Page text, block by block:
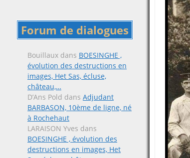
Forum de dialogues
Bouillaux dans BOESINGHE ,
évolution des destructions en
images, Het Sas, écluse,
château,…
D’Ans Pold dans Adjudant
BARBASON, 10ème de ligne, né
à Rochehaut
LARAISON Yves dans
BOESINGHE , évolution des
destructions en images, Het